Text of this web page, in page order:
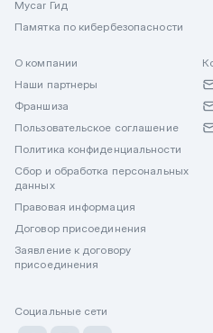
Mycar Гид
Памятка по кибербезопасности
О компании
Наши партнеры
Франшиза
Пользовательское соглашение
Политика конфиденциальности
Сбор и обработка персональных
данных
Правовая информация
Договор присоединения
Заявление к договору
присоединения
Социальные сети